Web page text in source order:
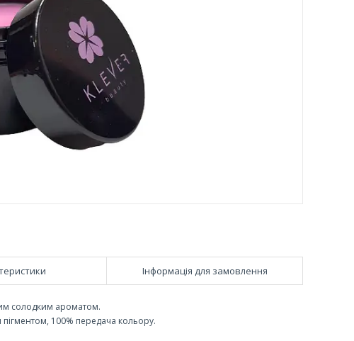
Інформація для замовлення
солодким ароматом.
100% передача кольору.